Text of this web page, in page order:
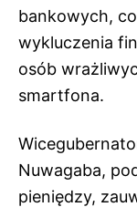
bankowych,
wykluczenia
osób
smartfona.
Nuwagaba,
pieniędzy,